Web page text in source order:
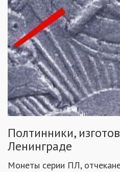
Полтинники,
Ленинграде
Монеты серии ПЛ,